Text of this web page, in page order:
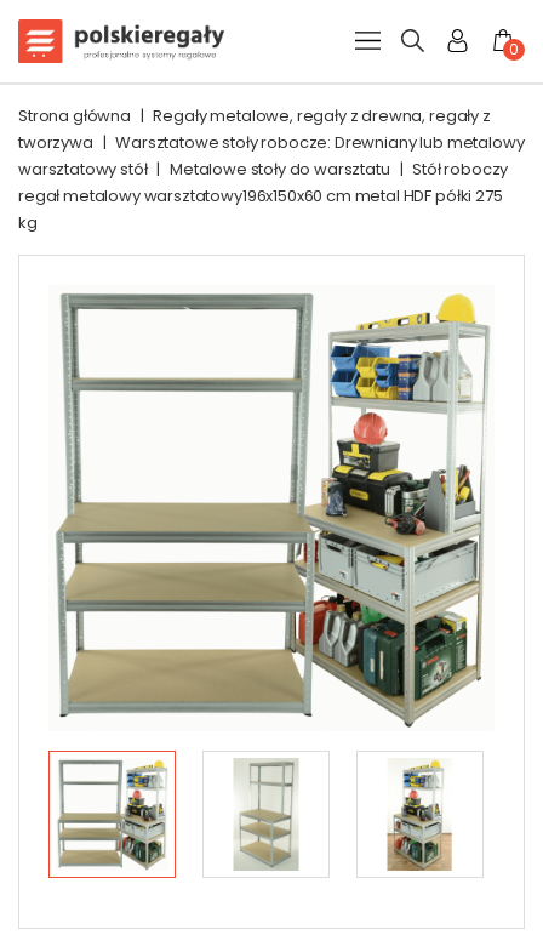
0
Strona główna | Regały metalowe, regały z drewna, regały z
tworzywa | Warsztatowe stoły robocze: Drewniany lub metalowy
warsztatowy stół | Metalowe stoły do warsztatu | Stół roboczy
regał metalowy warsztatowy196x150x60 cm metal HDF półki 275
kg